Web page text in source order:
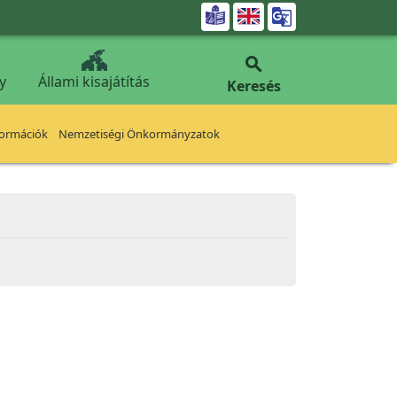

Állami kisajátítás

Keresés
Nemzetiségi Önkormányzatok